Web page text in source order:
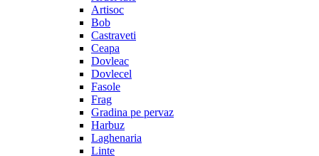
Artisoc
Bob
Castraveti
Ceapa
Dovleac
Dovlecel
Fasole
Frag
Gradina pe pervaz
Harbuz
Laghenaria
Linte